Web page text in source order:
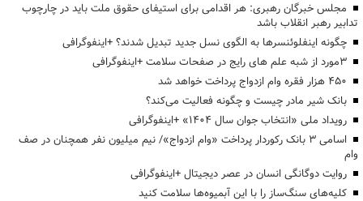
مجلس خبرگان رهبری: هر اقدامی برای استیفای حقوق ملت باید در چارچوب
تدابیر رهبر انقلاب باشد
چگونه اینفلوئنسرها به الگوی نسل جدید تبدیل شدند؟ +اینفوگرافی
3مورد از شبه علم های رایج در صفحات سلامت +اینفوگرافی
۴۵۰ هزار فقره وام ازدواج پرداخت خواهد شد
بانک شیر مادر چیست و چگونه فعالیت می‌کند؟
رویداد ملی «انتخاب جوان سال ۱۴۰۴» +اینفوگرافی
اسامی ۳ بانک رکوردار پرداخت «وام ازدواج»/ نیم میلیون نفر همچنان در صف
وام
روایت دوگانگی انسان در عصر دیجیتال +اینفوگرافی
کلیه‌های سنگ‌ساز را با این آبمیوه‌ها سلامت کنید